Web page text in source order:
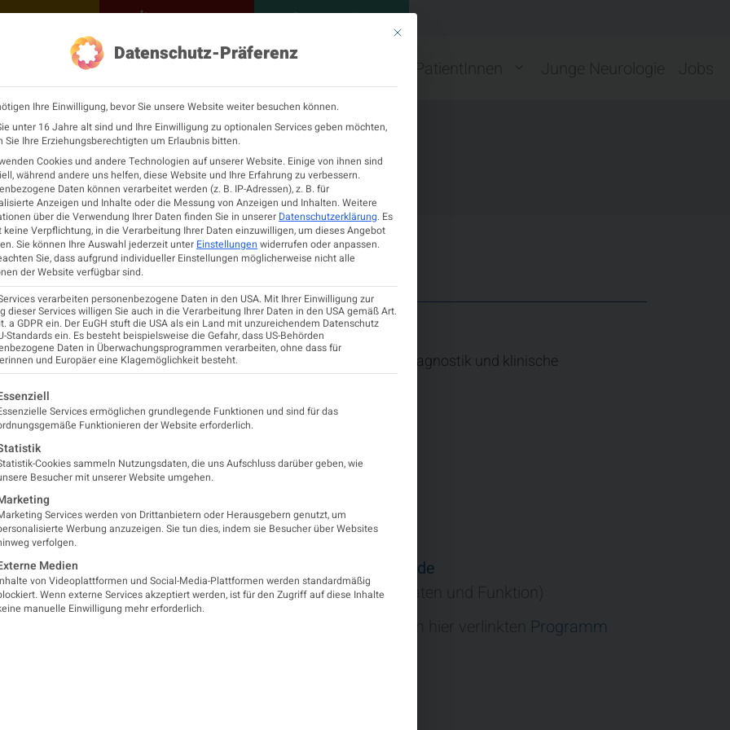
KONTAKT MEINE ÖGN
PatientInnen Junge Neurologie Jobs
der DGLN
UNIV.-KLINIK FÜR NEUROLOGIE GRAZ
von
auf den
Sie auf
Bitte
Sie,
dabei
an
Inhalt
entsperren
Erforderlichen
Service
entsperren
Programm &
Informationen
Veranstalter
Deutsche Gesellschaft für Liquordiagnostik und klinische
Neurochemie e.V. (DGLN)
Kursorganisation und Anmeldung
Medizinische Universität Graz
Universitätsklinik für Neurologie
info@dgln.de
(Bitte unter Angabe Ihrer Kontaktdaten und Funktion)
Weitere Informationen finden Sie im hier verlinkten Programm
Mit diesem Button wird der Dialog geschlossen. Seine Funktionalität ist
Datenschutz-Präferenz
Ihre Einwilligung, bevor Sie unsere Website weiter besuchen können.
unter 16 Jahre alt sind und Ihre Einwilligung zu optionalen Services geben möchten,
Sie Ihre Erziehungsberechtigten um Erlaubnis bitten.
Cookies und andere Technologien auf unserer Website. Einige von ihnen sind
während andere uns helfen, diese Website und Ihre Erfahrung zu verbessern.
Daten können verarbeitet werden (z. B. IP-Adressen), z. B. für
Anzeigen und Inhalte oder die Messung von Anzeigen und Inhalten.Weitere
über die Verwendung Ihrer Daten finden Sie in unserer Datenschutzerklärung. Es
keine Verpflichtung, in die Verarbeitung Ihrer Daten einzuwilligen, um dieses Angebot
Sie können Ihre Auswahl jederzeit unter Einstellungen widerrufen oder anpassen.
Sie, dass aufgrund individueller Einstellungen möglicherweise nicht alle
der Website verfügbar sind.
verarbeiten personenbezogene Daten in den USA. Mit Ihrer Einwilligung zur
dieser Services willigen Sie auch in die Verarbeitung Ihrer Daten in den USA gemäß Art.
a GDPR ein. Der EuGH stuft die USA als ein Land mit unzureichendem Datenschutz
Standards ein. Es besteht beispielsweise die Gefahr, dass US-Behörden
Daten in Überwachungsprogrammen verarbeiten, ohne dass für
und Europäer eine Klagemöglichkeit besteht.
eine Liste der Service-Gruppen, für die eine Einwilligung erteilt werden kann. Die erste Service-Gruppe ist essenziell und
Services ermöglichen grundlegende Funktionen und sind für das
Funktionieren der Website erforderlich.
Cookies sammeln Nutzungsdaten, die uns Aufschluss darüber geben, wie
Besucher mit unserer Website umgehen.
Services werden von Drittanbietern oder Herausgebern genutzt, um
Werbung anzuzeigen. Sie tun dies, indem sie Besucher über Websites
verfolgen.
Medien
von Videoplattformen und Social-Media-Plattformen werden standardmäßig
Wenn externe Services akzeptiert werden, ist für den Zugriff auf diese Inhalte
manuelle Einwilligung mehr erforderlich.